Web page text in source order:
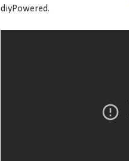
diyPowered.